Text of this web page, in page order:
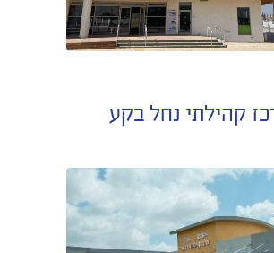
קהילתי נחל בקע